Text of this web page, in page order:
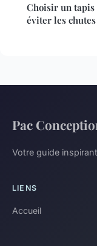
Choisir un tapis
éviter les chutes
Pac
Votre guide
LIENS
Accueil